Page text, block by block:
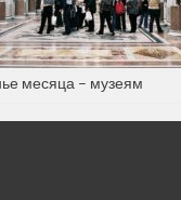
месяца – музеям